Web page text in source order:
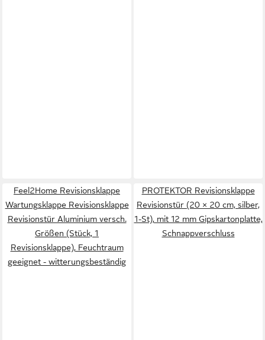
Feel2Home Revisionsklappe
Wartungsklappe Revisionsklappe
Revisionstür Aluminium versch.
Größen (Stück, 1
Revisionsklappe), Feuchtraum
geeignet - witterungsbeständig
PROTEKTOR Revisionsklappe
Revisionstür (20 × 20 cm, silber,
1-St), mit 12 mm Gipskartonplatte,
Schnappverschluss